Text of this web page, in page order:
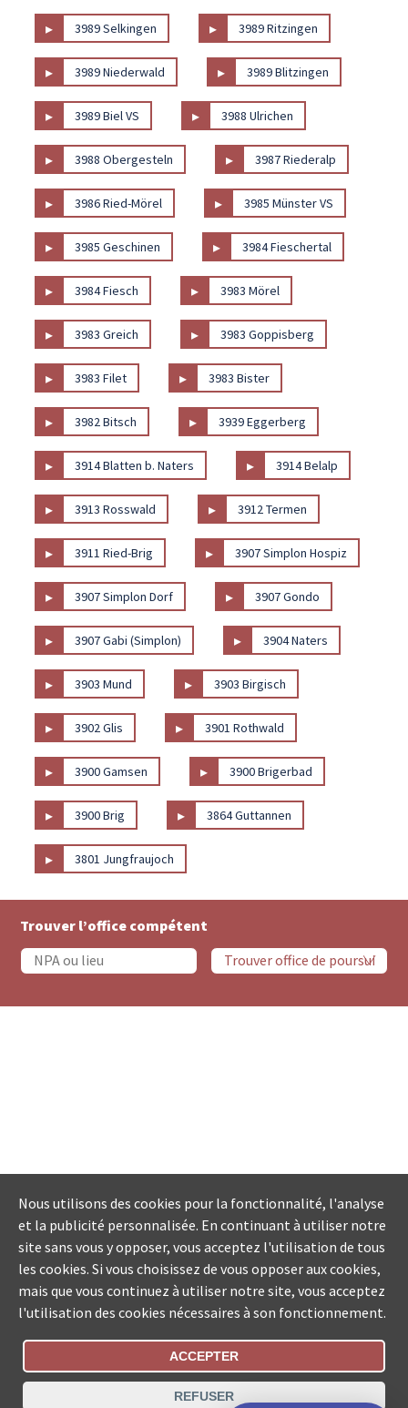
▸ 3989 Selkingen ▸ 3989 Ritzingen
▸ 3989 Niederwald ▸ 3989 Blitzingen
▸ 3989 Biel VS ▸ 3988 Ulrichen
▸ 3988 Obergesteln ▸ 3987 Riederalp
▸ 3986 Ried-Mörel ▸ 3985 Münster VS
▸ 3985 Geschinen ▸ 3984 Fieschertal
▸ 3984 Fiesch ▸ 3983 Mörel
▸ 3983 Greich ▸ 3983 Goppisberg
▸ 3983 Filet ▸ 3983 Bister
▸ 3982 Bitsch ▸ 3939 Eggerberg
▸ 3914 Blatten b. Naters ▸ 3914 Belalp
▸ 3913 Rosswald ▸ 3912 Termen
▸ 3911 Ried-Brig ▸ 3907 Simplon Hospiz
▸ 3907 Simplon Dorf ▸ 3907 Gondo
▸ 3907 Gabi (Simplon) ▸ 3904 Naters
▸ 3903 Mund ▸ 3903 Birgisch
▸ 3902 Glis ▸ 3901 Rothwald
▸ 3900 Gamsen ▸ 3900 Brigerbad
▸ 3900 Brig ▸ 3864 Guttannen
▸ 3801 Jungfraujoch
Trouver l’office compétent
Statut De La Commande
Nous utilisons des cookies pour la fonctionnalité, l'analyse
et la publicité personnalisée. En continuant à utiliser notre
site sans vous y opposer, vous acceptez l'utilisation de tous
les cookies. Si vous choisissez de vous opposer aux cookies,
mais que vous continuez à utiliser notre site, vous acceptez
l'utilisation des cookies nécessaires à son fonctionnement.
ACCEPTER
REFUSER